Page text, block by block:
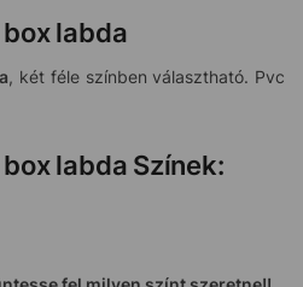
labda
, két féle színben választható. Pvc
labda Színek: